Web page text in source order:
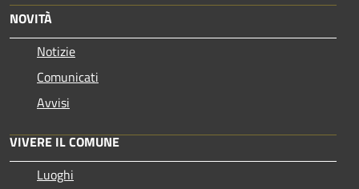
NOVITÀ
Notizie
Comunicati
Avvisi
VIVERE IL COMUNE
Luoghi